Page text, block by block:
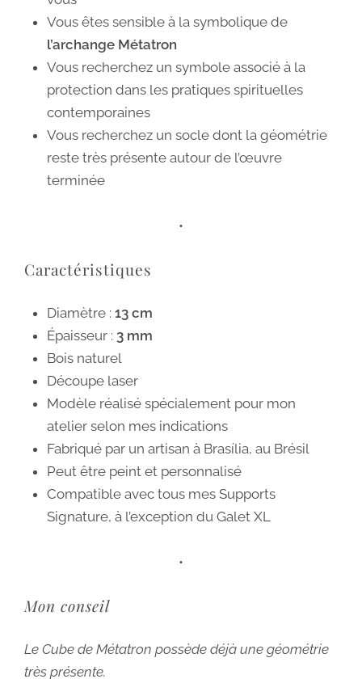
Vous êtes sensible à la symbolique de
l’archange Métatron
Vous recherchez un symbole associé à la
protection dans les pratiques spirituelles
contemporaines
Vous recherchez un socle dont la géométrie
reste très présente autour de l’œuvre
terminée
•
Caractéristiques
Diamètre : 13 cm
Épaisseur : 3 mm
Bois naturel
Découpe laser
Modèle réalisé spécialement pour mon
atelier selon mes indications
Fabriqué par un artisan à Brasília, au Brésil
Peut être peint et personnalisé
Compatible avec tous mes Supports
Signature, à l’exception du Galet XL
•
Mon conseil
Le Cube de Métatron possède déjà une géométrie
très présente.